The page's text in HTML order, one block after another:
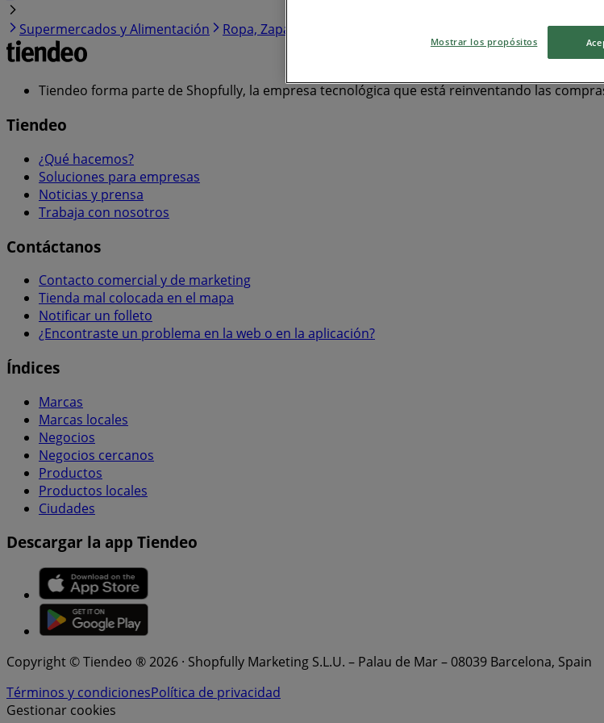
Supermercados y Alimentación
Ropa, Zapatos y Accesorios Computación y Electrónica
Tiendeo forma parte de Shopfully, la empresa tecnológica que está reinventando las
Tiendeo
¿Qué hacemos?
Soluciones para empresas
Noticias y prensa
Trabaja con nosotros
Contáctanos
Contacto comercial y de marketing
Tienda mal colocada en el mapa
Notificar un folleto
¿Encontraste un problema en la web o en la aplicación?
Índices
Marcas
Marcas locales
Negocios
Negocios cercanos
Productos
Productos locales
Ciudades
Descargar la app Tiendeo
Copyright © Tiendeo ® 2026 · Shopfully Marketing S.L.U. – Palau de Mar – 08039 Barcelona, Spain
Términos y condicionesPolítica de privacidad
Gestionar cookies
Mostrar los propósitos